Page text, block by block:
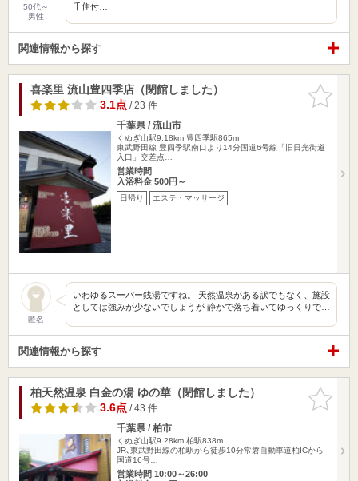
50代～
男性
千住付…
関連情報から探す
お気に入
りに追加
喜楽里 流山豊四季店（閉館しました）
3.1点/ 23 件
千葉県 / 流山市
くぬぎ山駅9.18km 豊四季駅865m
東武野田線 豊四季駅南口より14分国道6号線「旧日光街道
入口」交差点…
営業時間
入浴料金 500円～
日帰り エステ・マッサージ
匿名
いわゆるスーパー銭湯ですね。 天然温泉がある訳でもなく、施設
としては強みが少ないでしょうが 静かで落ち着いてゆっくりで…
関連情報から探す
お気に入
りに追加
柏天然温泉 白金の湯 ゆの華（閉館しました）
3.6点/ 43 件
千葉県 / 柏市
くぬぎ山駅9.28km 柏駅838m
JR､東武野田線の柏駅から徒歩10分常磐自動車道柏ICから
国道16号…
営業時間 10:00～26:00